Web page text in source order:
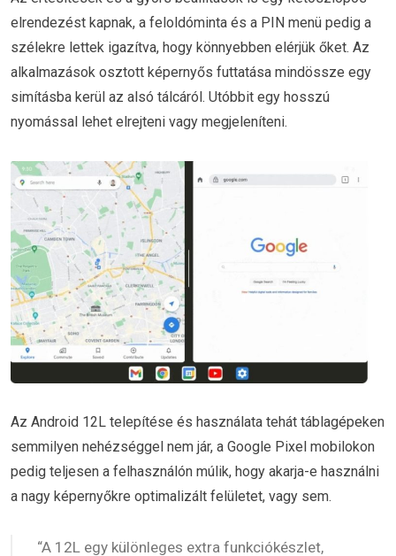
elrendezést kapnak, a feloldóminta és a PIN menü pedig a
szélekre lettek igazítva, hogy könnyebben elérjük őket. Az
alkalmazások osztott képernyős futtatása mindössze egy
simításba kerül az alsó tálcáról. Utóbbit egy hosszú
nyomással lehet elrejteni vagy megjeleníteni.
Az Android 12L telepítése és használata tehát táblagépeken
semmilyen nehézséggel nem jár, a Google Pixel mobilokon
pedig teljesen a felhasználón múlik, hogy akarja-e használni
a nagy képernyőkre optimalizált felületet, vagy sem.
“A 12L egy különleges extra funkciókészlet,